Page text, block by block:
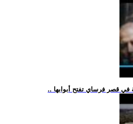
في قصر فرساي تفتح أبوابها